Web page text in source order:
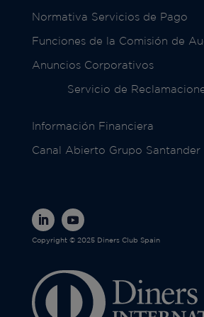
Normativa Servicios de Pago
Funciones de la Comisión de
Anuncios Corporativos
Servicio de
Información Financiera
Canal Abierto Grupo Santander
Copyright © 2025 Diners Club Spain